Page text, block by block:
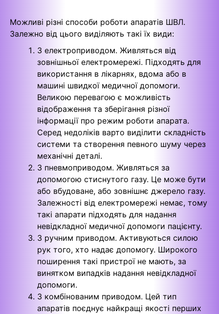
Можливі різні способи роботи апаратів ШВЛ.
Залежно від цього виділяють такі їх види:
З електроприводом. Живляться від
зовнішньої електромережі. Підходять для
використання в лікарнях, вдома або в
машині швидкої медичної допомоги.
Великою перевагою є можливість
відображення та зберігання різної
інформації про режим роботи апарата.
Серед недоліків варто виділити складність
системи та створення певного шуму через
механічні деталі.
З пневмоприводом. Живляться за
допомогою стиснутого газу. Це може бути
або вбудоване, або зовнішнє джерело газу.
Залежності від електромережі немає, тому
такі апарати підходять для надання
невідкладної медичної допомоги пацієнту.
З ручним приводом. Активуються силою
рук того, хто надає допомогу. Широкого
поширення такі пристрої не мають, за
винятком випадків надання невідкладної
допомоги.
З комбінованим приводом. Цей тип
апаратів поєднує найкращі якості перших